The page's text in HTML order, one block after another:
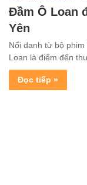
Đầm Ô Loan
Yên
Nổi danh từ bộ
Loan là điểm đến
Đọc tiếp »